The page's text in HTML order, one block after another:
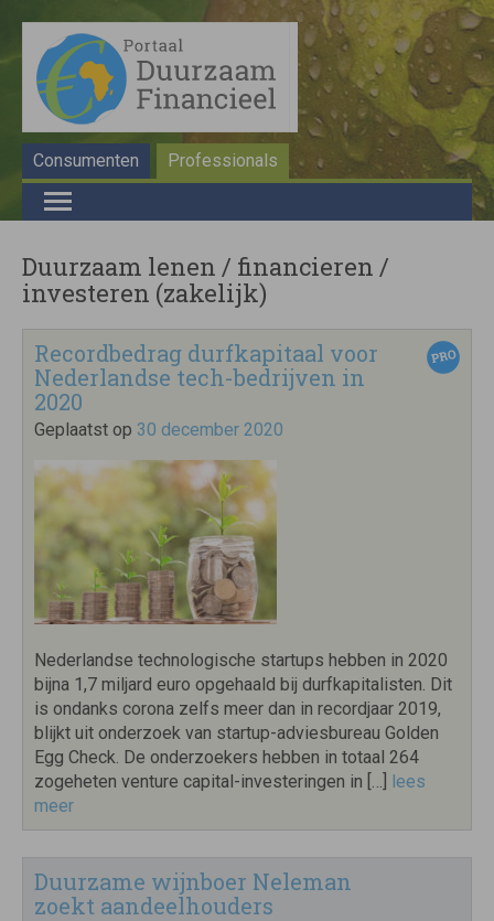
Consumenten Professionals
Duurzaam lenen / financieren /
investeren (zakelijk)
Recordbedrag durfkapitaal voor
Nederlandse tech-bedrijven in
2020
Geplaatst op 30 december 2020
Nederlandse technologische startups hebben in 2020
bijna 1,7 miljard euro opgehaald bij durfkapitalisten. Dit
is ondanks corona zelfs meer dan in recordjaar 2019,
blijkt uit onderzoek van startup-adviesbureau Golden
Egg Check. De onderzoekers hebben in totaal 264
zogeheten venture capital-investeringen in […] lees
meer
Duurzame wijnboer Neleman
zoekt aandeelhouders